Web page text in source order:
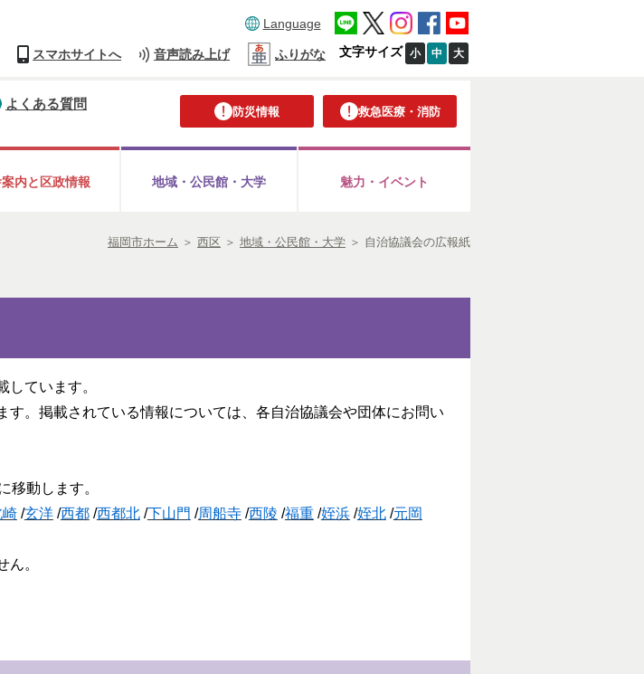
Language
スマホサイトへ 音声読み上げ ふりがな 文字サイズ 小 中 大
防災情報 救急医療・消防
よくある質問
内と区政情報 地域・公民館・大学 魅力・イベント
福岡市ホーム ＞ 西区 ＞ 地域・公民館・大学 ＞ 自治協議会の広報紙
ています。
。掲載されている情報については、各自治協議会や団体にお問い
移動します。
崎/玄洋/西都/西都北/下山門 /周船寺/西陵 /福重/姪浜/姪北/元岡
。